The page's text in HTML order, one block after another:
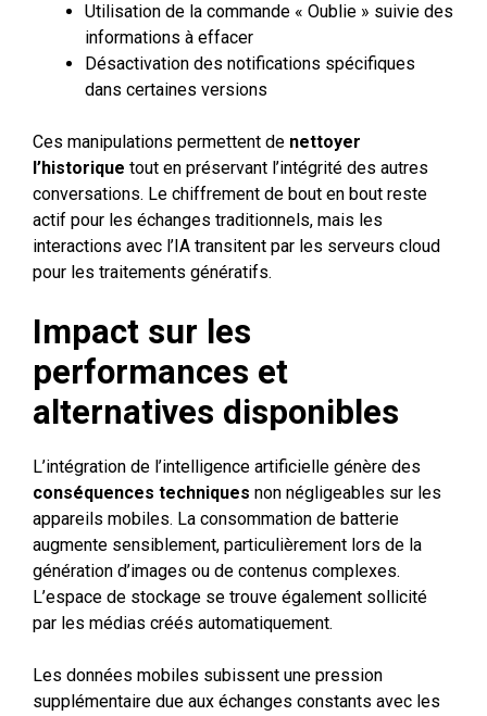
Utilisation de la commande « Oublie » suivie des
informations à effacer
Désactivation des notifications spécifiques
dans certaines versions
Ces manipulations permettent de nettoyer
l’historique tout en préservant l’intégrité des autres
conversations. Le chiffrement de bout en bout reste
actif pour les échanges traditionnels, mais les
interactions avec l’IA transitent par les serveurs cloud
pour les traitements génératifs.
Impact sur les
performances et
alternatives disponibles
L’intégration de l’intelligence artificielle génère des
conséquences techniques non négligeables sur les
appareils mobiles. La consommation de batterie
augmente sensiblement, particulièrement lors de la
génération d’images ou de contenus complexes.
L’espace de stockage se trouve également sollicité
par les médias créés automatiquement.
Les données mobiles subissent une pression
supplémentaire due aux échanges constants avec les